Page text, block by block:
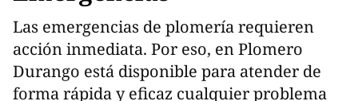
Las emergencias de plomería requieren
acción inmediata. Por eso, en Plomero
Durango está disponible para atender de
forma rápida y eficaz cualquier problema